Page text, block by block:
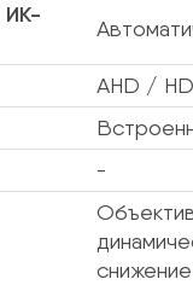
ИК-
AHD /
-